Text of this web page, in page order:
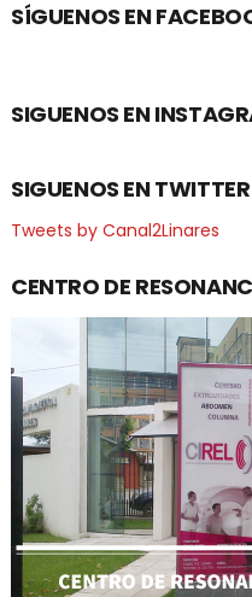
SÍGUENOS EN
SIGUENOS EN
SIGUENOS EN TWITTER
Tweets by Canal2Linares
CENTRO DE